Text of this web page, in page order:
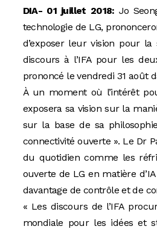
DIA- 01 juillet 2018: Jo
technologie de LG,
d’exposer leur vision pour
discours à l’IFA pour les
prononcé le vendredi 31 août
À un moment où l’intérêt
exposera sa vision sur la
sur la base de sa
connectivité ouverte ». Le Dr
du quotidien comme les
ouverte de LG en matière
davantage de contrôle et de
« Les discours de l’IFA
mondiale pour les idées et